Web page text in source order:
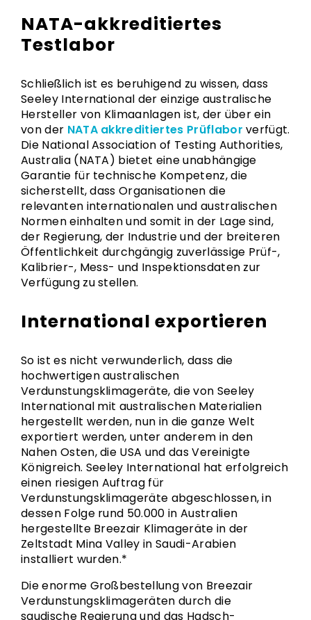
NATA-akkreditiertes
Testlabor
Schließlich ist es beruhigend zu wissen, dass
Seeley International der einzige australische
Hersteller von Klimaanlagen ist, der über ein
von der NATA akkreditiertes Prüflabor verfügt.
Die National Association of Testing Authorities,
Australia (NATA) bietet eine unabhängige
Garantie für technische Kompetenz, die
sicherstellt, dass Organisationen die
relevanten internationalen und australischen
Normen einhalten und somit in der Lage sind,
der Regierung, der Industrie und der breiteren
Öffentlichkeit durchgängig zuverlässige Prüf-,
Kalibrier-, Mess- und Inspektionsdaten zur
Verfügung zu stellen.
International exportieren
So ist es nicht verwunderlich, dass die
hochwertigen australischen
Verdunstungsklimageräte, die von Seeley
International mit australischen Materialien
hergestellt werden, nun in die ganze Welt
exportiert werden, unter anderem in den
Nahen Osten, die USA und das Vereinigte
Königreich. Seeley International hat erfolgreich
einen riesigen Auftrag für
Verdunstungsklimageräte abgeschlossen, in
dessen Folge rund 50.000 in Australien
hergestellte Breezair Klimageräte in der
Zeltstadt Mina Valley in Saudi-Arabien
installiert wurden.*
Die enorme Großbestellung von Breezair
Verdunstungsklimageräten durch die
saudische Regierung und das Hadsch-